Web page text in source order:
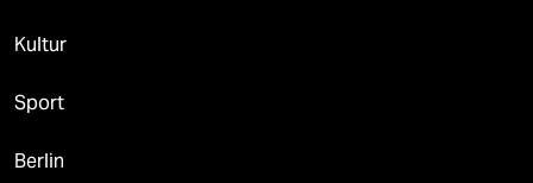
Kultur
Sport
Berlin